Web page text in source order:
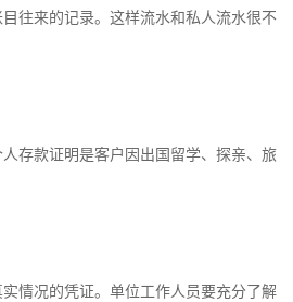
往来的记录。这样流水和私人流水很不
存款证明是客户因出国留学、探亲、旅
情况的凭证。单位工作人员要充分了解